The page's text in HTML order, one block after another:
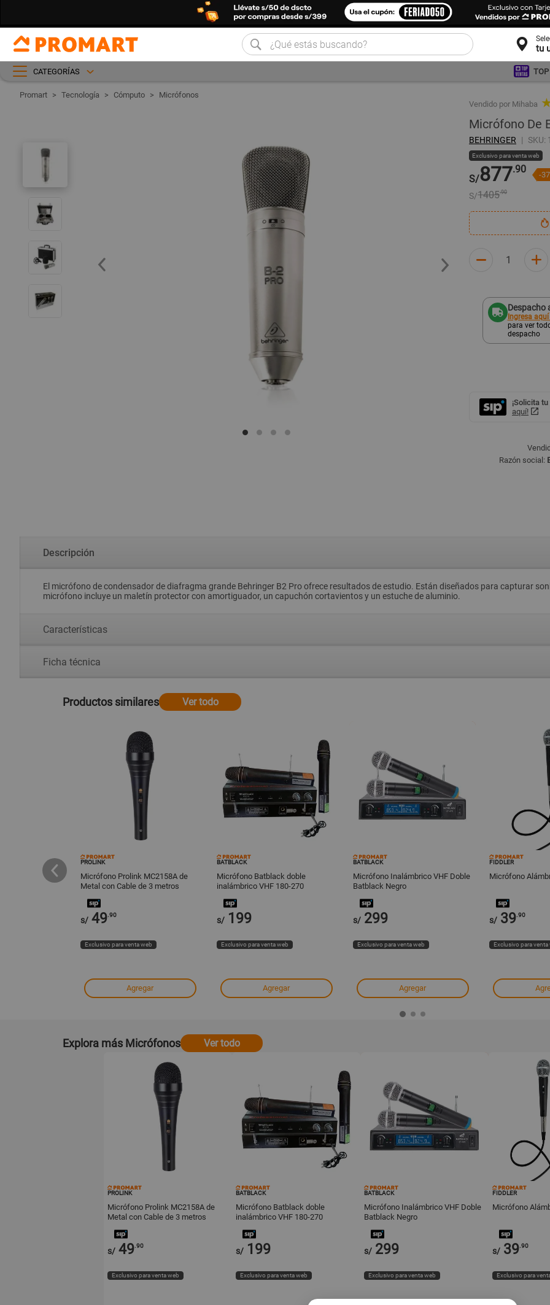
tu
CATEGORÍAS TOP
Tecnología Cómputo
Micrófonos
Vendido por Mihaba
Micrófono De
BEHRINGER SKU:
Exclusivo para venta web
S/877.90 -
S/1405.90
Despacho
Ingresa
para ver
despacho
¡Solicita
aquí!
Razón social:
Descripción
El micrófono de condensador de diafragma grande Behringer B2 Pro ofrece resultados de estudio. Están diseñados para capturar
micrófono incluye un maletín protector con amortiguador, un capuchón cortavientos y un estuche de aluminio.
Características
Ficha técnica
Productos similares Ver todo
Extensión de
PROLINK
Micrófono Prolink MC2158A de
Metal con Cable de 3 metros
s/ 49.90
Exclusivo para venta web
Agregar
BATBLACK
Micrófono Batblack doble
inalámbrico VHF 180-270
s/ 199
Exclusivo para venta web
Agregar
BATBLACK
Micrófono Inalámbrico VHF Doble
Batblack Negro
s/ 299
Exclusivo para venta web
Agregar
FIDDLER
Micrófono
s/ 39.90
Exclusivo para venta
Explora más Micrófonos Ver todo
PROLINK
Micrófono Prolink MC2158A de
Metal con Cable de 3 metros
s/ 49.90
Exclusivo para venta web
BATBLACK
Micrófono Batblack doble
inalámbrico VHF 180-270
s/ 199
Exclusivo para venta web
BATBLACK
Micrófono Inalámbrico VHF Doble
Batblack Negro
s/ 299
Exclusivo para venta web
FIDDLER
Micrófono
s/ 39.90
Exclusivo para